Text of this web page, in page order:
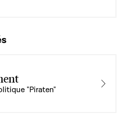
"Piraten"